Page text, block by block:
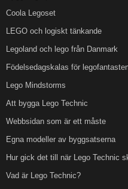
Coola Legoset
LEGO och logiskt tänkande
Legoland och lego från Danmark
Födelsedagskalas för
Lego Mindstorms
Att bygga Lego Technic
Webbsidan som är ett måste
Egna modeller av byggsatserna
Hur gick det till när Lego Technic
Vad är Lego Technic?